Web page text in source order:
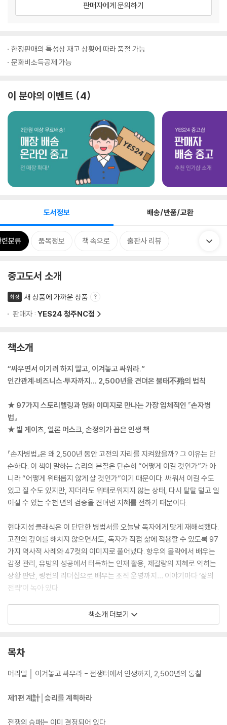
판매자에게 문의하기
한정판매의 특성상 재고 상황에 따라 품절 가능
문화비소득공제 가능
이 분야의 이벤트 4
도서정보 배송/반품/교환
분류 품목정보 책 속으로 출판사 리뷰
중고도서 소개
최상
새 상품에 가까운 상품
판매자 : YES24 청주NC점
책소개
“싸우면서 이기려 하지 말고, 이겨놓고 싸워라.”
인간관계·비즈니스·투자까지… 2,500년을 견뎌온 불태不殆의 법칙
★ 97가지 스토리텔링과 명화 이미지로 만나는 가장 입체적인 『손자병
법』
★ 빌 게이츠, 일론 머스크, 손정의가 꼽은 인생 책
『손자병법』은 왜 2,500년 동안 고전의 자리를 지켜왔을까? 그 이유는 단
순하다. 이 책이 말하는 승리의 본질은 단순히 “어떻게 이길 것인가”가 아
니라 “어떻게 위태롭지 않게 살 것인가”이기 때문이다. 싸워서 이길 수도
있고 질 수도 있지만, 지더라도 위태로워지지 않는 상태, 다시 탈탈 털고 일
어설 수 있는 수천 년의 검증을 견뎌낸 지혜를 전하기 때문이다.
현대지성 클래식은 이 단단한 병법서를 오늘날 독자에게 맞게 재해석했다.
고전의 깊이를 해치지 않으면서도, 독자가 직접 삶에 적용할 수 있도록 97
가지 역사적 사례와 47컷의 이미지로 풀어냈다. 항우의 몰락에서 배우는
감정 관리, 유방의 성공에서 터득하는 인재 활용, 제갈량의 지혜로 익히는
상황 판단, 링컨의 리더십으로 배우는 조직 운영까지… 이야기마다 ‘삶의
전략’이 녹아 있다.
특히 이번 판본은 각 편마다 상세한 해설과 원문 대조, 현대적 적용을 곁들
여 독자들이 손자의 사상을 단순히 읽는 데 그치지 않고 실천 지침으로 전
삼십육계 해설을 담은 부록은 『손자병법』을 한층 넓고 깊게 확장시킨다.
이유는 여기에 있다. 『손자병법』은 고대의 전쟁사가 아니라, 지금 이 순간
이 책을 집어든다면, 당신도 “싸우지 않고 이기는 법”을 손에 넣게 될 것이
책소개 더보기
목차
머리말 │ 이겨놓고 싸우라 - 전쟁터에서 인생까지, 2,500년의 통찰
제1편 계計│승리를 계획하라
전쟁의 승패는 이미 결정되어 있다